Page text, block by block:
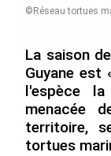
De Messi à Trump
l’expérience
du Martiniquais
au service du
Luce en Martinique
©Réseau tortues
La saison
Guyane
l'espèce
menacée
territoire,
tortues